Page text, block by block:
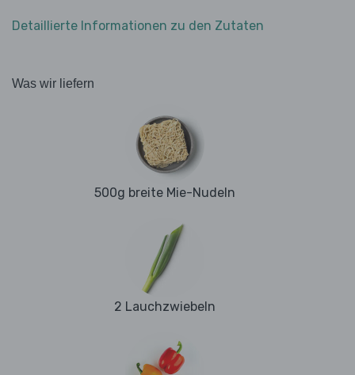
Detaillierte Informationen zu den Zutaten
Was wir liefern
500g breite Mie-Nudeln
2 Lauchzwiebeln